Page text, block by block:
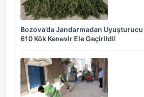
Bozova’da Jandarmadan
610 Kök Kenevir Ele Geçirildi!